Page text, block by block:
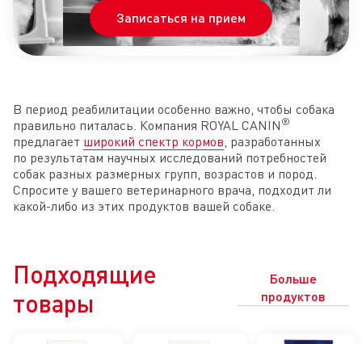
Записаться на прием
В период реабилитации особенно важно, чтобы собака
правильно питалась. Компания ROYAL CANIN ®
предлагает широкий спектр кормов , разработанных
по результатам научных исследований потребностей
собак разных размерных групп, возрастов и пород.
Спросите у вашего ветеринарного врача, подходит ли
какой-либо из этих продуктов вашей собаке.
Подходящие
товары
Больше
продуктов